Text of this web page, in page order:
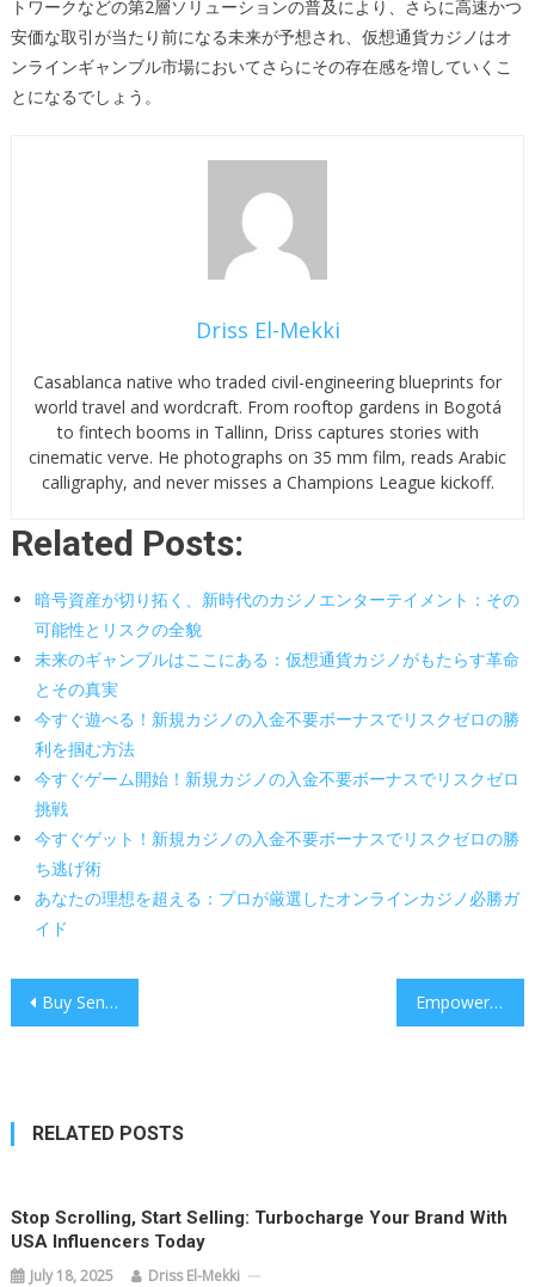
トワークなどの第2層ソリューションの普及により、さらに高速かつ
安価な取引が当たり前になる未来が予想され、仮想通貨カジノはオ
ンラインギャンブル市場においてさらにその存在感を増していくこ
とになるでしょう。
Driss El-Mekki
Casablanca native who traded civil-engineering blueprints for
world travel and wordcraft. From rooftop gardens in Bogotá
to fintech booms in Tallinn, Driss captures stories with
cinematic verve. He photographs on 35 mm film, reads Arabic
calligraphy, and never misses a Champions League kickoff.
Related Posts:
暗号資産が切り拓く、新時代のカジノエンターテイメント：その
可能性とリスクの全貌
未来のギャンブルはここにある：仮想通貨カジノがもたらす革命
とその真実
今すぐ遊べる！新規カジノの入金不要ボーナスでリスクゼロの勝
利を掴む方法
今すぐゲーム開始！新規カジノの入金不要ボーナスでリスクゼロ
挑戦
今すぐゲット！新規カジノの入金不要ボーナスでリスクゼロの勝
ち逃げ術
あなたの理想を超える：プロが厳選したオンラインカジノ必勝ガ
イド
Post
Buy Sentinel One: AI-Powered Endpoint Security Built for Today’s Threats and Tomorrow’s Growth Empowered Disability Support Across North West Tasmania: Practical Pathways to Independence
RELATED POSTS
Stop Scrolling, Start Selling: Turbocharge Your Brand With
USA Influencers Today
July 18, 2025 Driss El-Mekki